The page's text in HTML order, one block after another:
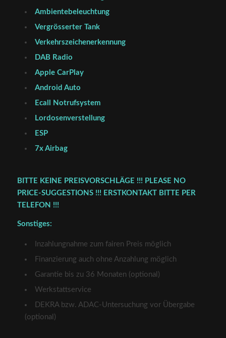
Ambientebeleuchtung
Vergrösserter Tank
Verkehrszeichenerkennung
DAB Radio
Apple CarPlay
Android Auto
Ecall Notrufsystem
Lordosenverstellung
ESP
7x Airbag
BITTE KEINE PREISVORSCHLÄGE !!! PLEASE NO
PRICE-SUGGESTIONS !!! ERSTKONTAKT BITTE PER
TELEFON !!!
Sonstiges:
Inzahlungnahme zum fairen Preis möglich
Finanzierung auch ohne Anzahlung möglich
Garantie bis zu 36 Monaten (optional)
Werkstattservice
DEKRA bzw. ADAC-Untersuchung vor Übergabe
(optional)